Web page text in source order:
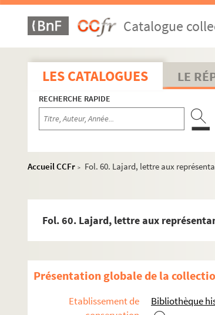
Catalogue
LES CATALOGUES LE
RECHERCHE RAPIDE
Accueil CCFr >
Fol. 60. Lajard, lettre aux
Fol. 60. Lajard, lettre aux
Présentation globale de la
Etablissement de
Bibliothèque